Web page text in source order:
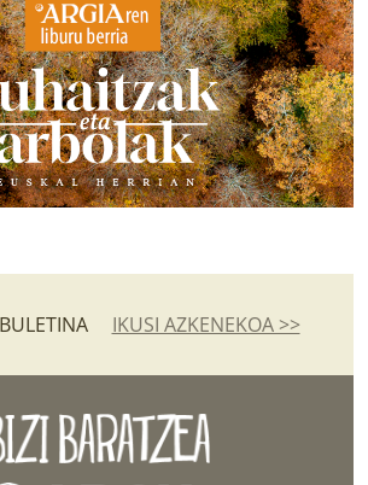
IKUSI AZKENEKOA >>